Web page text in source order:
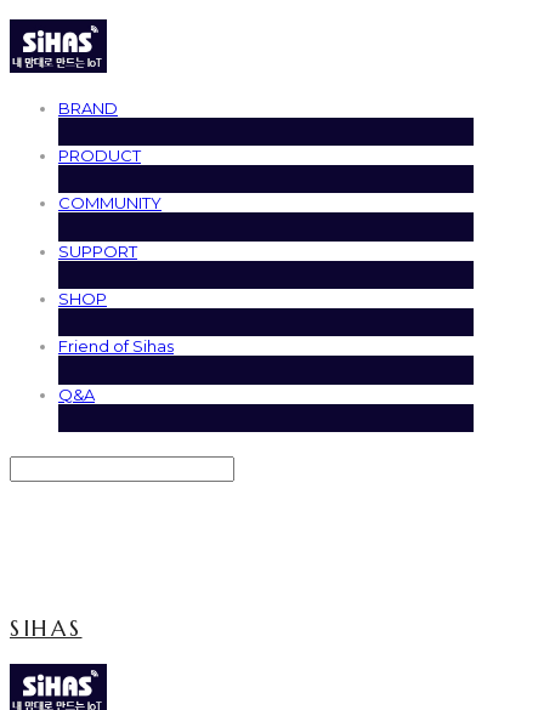
BRAND
PRODUCT
COMMUNITY
SUPPORT
SHOP
Friend of Sihas
Q&A
SIHAS